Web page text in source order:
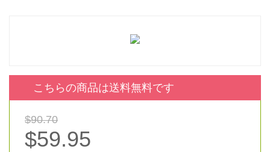
こちらの商品は送料無料です
$90.70
$59.95